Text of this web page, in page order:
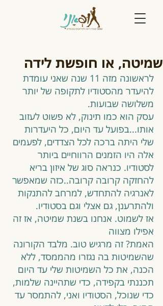
שמיטה, או חופשת לידה
לראשונה מזה 11 שנה שאני עומדת
להיעדר מהסטודיו לתקופה של יותר
משלושה שבועות.
עסק הוא כמו תינוק, לא פשוט לעזוב
אותו...בפועל עד היום, כל היעדרות
שלי היתה ברכה לכל הצדדים, לפעמים
אלה היו הזמנים הרווחיים ביותר
לסטודיו. כנראה סוג של איזון בריא
להחזקה קרובה קרובה..כזה שמאפשר
לאנרגיה להתחדש, למרחב להתנקות
ולהתרענן, גם אצלי וגם בסטודיו.
אז לשמוט. אנחנו בשנת שמיטה, אז זה
אפילו מצווה
האמת? זה מרגיש טוב. מלבד הקורונה
שהשמיטות בה נגזרו מהממסד, ללא
הכנה, את כל השמיטות שלי עד היום
תכננתי בקפידה, כדי שתהיינה שלמות,
כדי שנוכל, הסטודיו ואני, להתמסר עד